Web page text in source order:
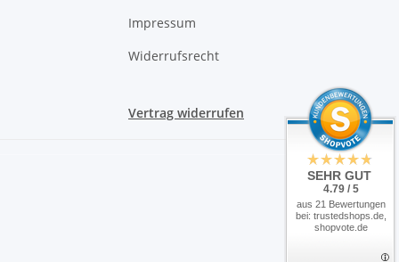
Impressum
Widerrufsrecht
Vertrag widerrufen
SEHR GUT
4.79 / 5
aus 21 Bewertungen
bei: trustedshops.de,
shopvote.de